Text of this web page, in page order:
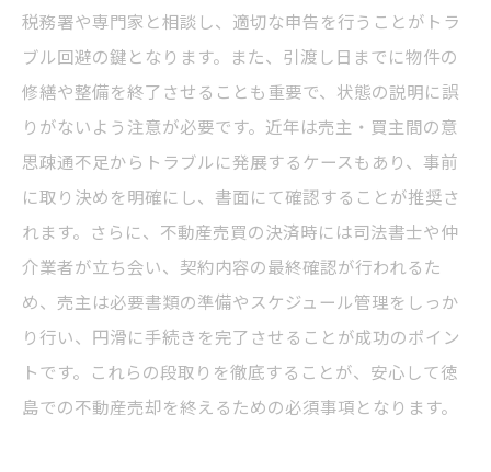
税務署や専門家と相談し、適切な申告を行うことがトラ
ブル回避の鍵となります。また、引渡し日までに物件の
修繕や整備を終了させることも重要で、状態の説明に誤
りがないよう注意が必要です。近年は売主・買主間の意
思疎通不足からトラブルに発展するケースもあり、事前
に取り決めを明確にし、書面にて確認することが推奨さ
れます。さらに、不動産売買の決済時には司法書士や仲
介業者が立ち会い、契約内容の最終確認が行われるた
め、売主は必要書類の準備やスケジュール管理をしっか
り行い、円滑に手続きを完了させることが成功のポイン
トです。これらの段取りを徹底することが、安心して徳
島での不動産売却を終えるための必須事項となります。